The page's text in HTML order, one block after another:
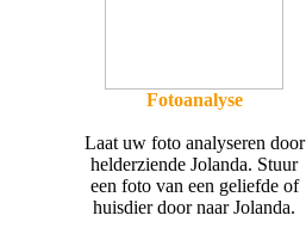
Fotoanalyse
Laat uw foto analyseren door
helderziende Jolanda. Stuur
een foto van een geliefde of
huisdier door naar Jolanda.